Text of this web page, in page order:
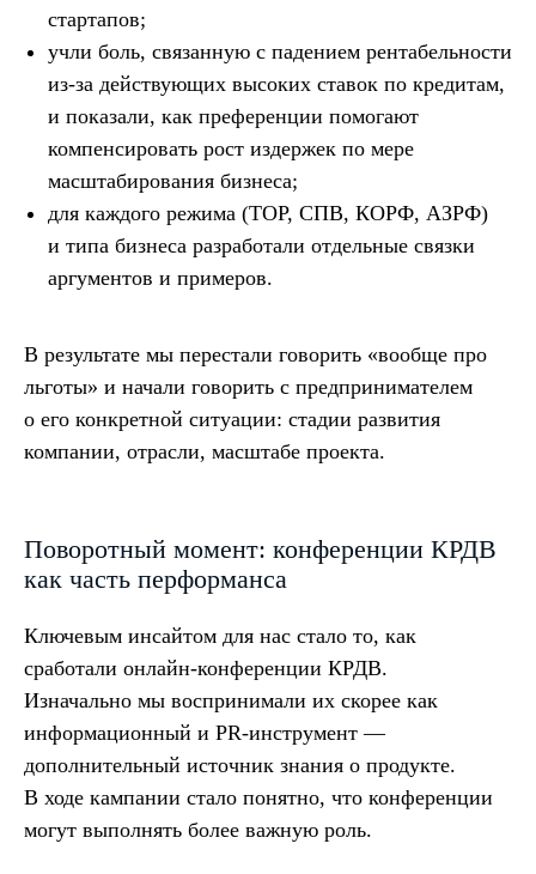
стартапов;
учли боль, связанную с падением рентабельности
из-за действующих высоких ставок по кредитам,
и показали, как преференции помогают
компенсировать рост издержек по мере
масштабирования бизнеса;
для каждого режима (ТОР, СПВ, КОРФ, АЗРФ)
и типа бизнеса разработали отдельные связки
аргументов и примеров.
В результате мы перестали говорить «вообще про
льготы» и начали говорить с предпринимателем
о его конкретной ситуации: стадии развития
компании, отрасли, масштабе проекта.
Поворотный момент: конференции КРДВ
как часть перформанса
Ключевым инсайтом для нас стало то, как
сработали онлайн-конференции КРДВ.
Изначально мы воспринимали их скорее как
информационный и PR-инструмент —
дополнительный источник знания о продукте.
В ходе кампании стало понятно, что конференции
могут выполнять более важную роль.